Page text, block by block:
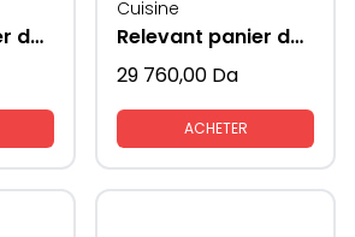
Relevant panier de rangement vaisselles coté verres
Cuisine
Relevant panier de rangement vaisselles
29 760,00 Da
ACHETER